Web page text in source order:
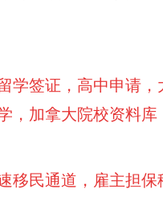
学签证，高中申请
，加拿大院校资料库
移民通道，雇主担